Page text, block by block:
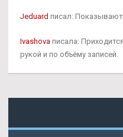
Jeduard писал:
Ivashova писала:
рукой и по объёму записей.